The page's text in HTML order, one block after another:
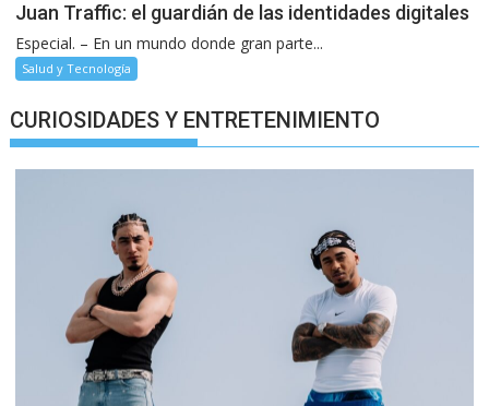
Juan Traffic: el guardián de las identidades digitales
Especial. – En un mundo donde gran parte...
Salud y Tecnología
CURIOSIDADES Y ENTRETENIMIENTO